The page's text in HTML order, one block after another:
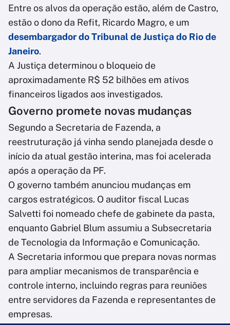
Entre os alvos da operação estão, além de Castro,
estão o dono da Refit, Ricardo Magro, e um
desembargador do Tribunal de Justiça do Rio de
Janeiro.
A Justiça determinou o bloqueio de
aproximadamente R$ 52 bilhões em ativos
financeiros ligados aos investigados.
Governo promete novas mudanças
Segundo a Secretaria de Fazenda, a
reestruturação já vinha sendo planejada desde o
início da atual gestão interina, mas foi acelerada
após a operação da PF.
O governo também anunciou mudanças em
cargos estratégicos. O auditor fiscal Lucas
Salvetti foi nomeado chefe de gabinete da pasta,
enquanto Gabriel Blum assumiu a Subsecretaria
de Tecnologia da Informação e Comunicação.
A Secretaria informou que prepara novas normas
para ampliar mecanismos de transparência e
controle interno, incluindo regras para reuniões
entre servidores da Fazenda e representantes de
empresas.